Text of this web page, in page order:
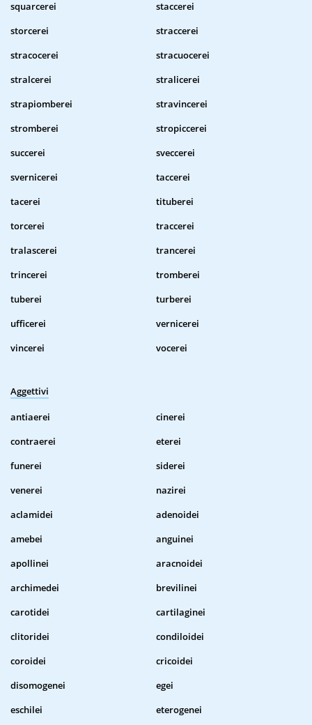
squarcerei
staccerei
storcerei
straccerei
stracocerei
stracuocerei
stralcerei
stralicerei
strapiomberei
stravincerei
stromberei
stropiccerei
succerei
sveccerei
svernicerei
taccerei
tacerei
tituberei
torcerei
traccerei
tralascerei
trancerei
trincerei
tromberei
tuberei
turberei
ufficerei
vernicerei
vincerei
vocerei
Aggettivi
antiaerei
cinerei
contraerei
eterei
funerei
siderei
venerei
nazirei
aclamidei
adenoidei
amebei
anguinei
apollinei
aracnoidei
archimedei
brevilinei
carotidei
cartilaginei
clitoridei
condiloidei
coroidei
cricoidei
disomogenei
egei
eschilei
eterogenei